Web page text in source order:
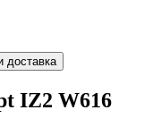
доставка
IZ2 W616